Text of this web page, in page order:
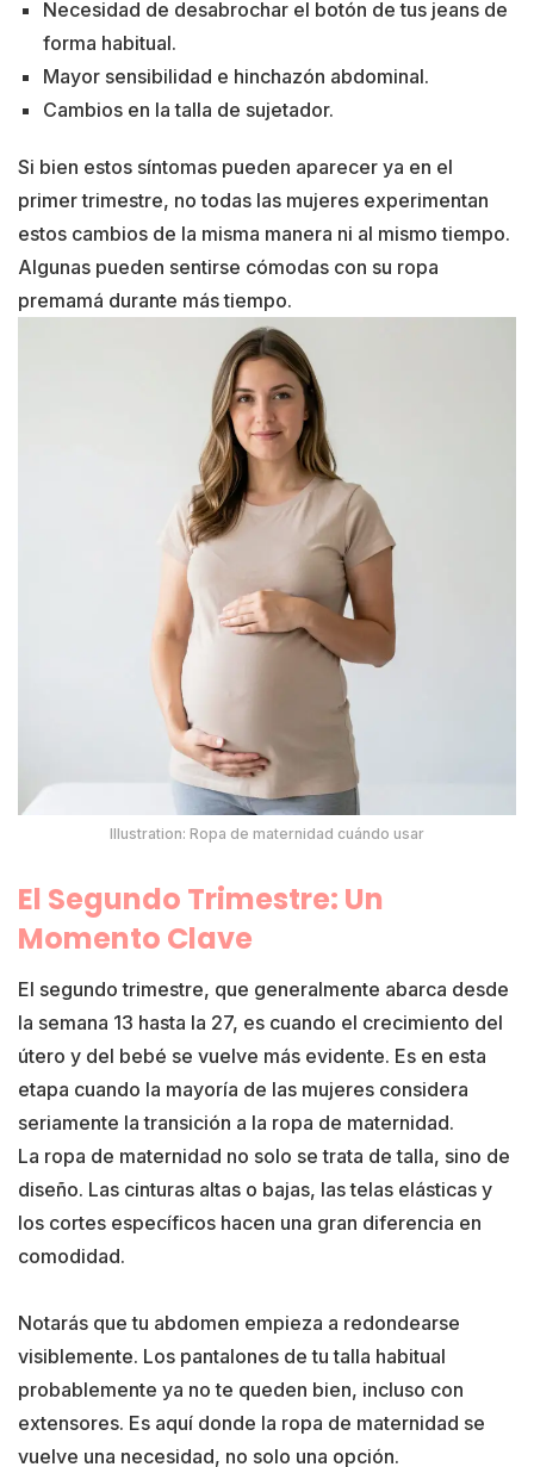
Necesidad de desabrochar el botón de tus jeans de
forma habitual.
Mayor sensibilidad e hinchazón abdominal.
Cambios en la talla de sujetador.
Si bien estos síntomas pueden aparecer ya en el
primer trimestre, no todas las mujeres experimentan
estos cambios de la misma manera ni al mismo tiempo.
Algunas pueden sentirse cómodas con su ropa
premamá durante más tiempo.
Illustration: Ropa de maternidad cuándo usar
El Segundo Trimestre: Un
Momento Clave
El segundo trimestre, que generalmente abarca desde
la semana 13 hasta la 27, es cuando el crecimiento del
útero y del bebé se vuelve más evidente. Es en esta
etapa cuando la mayoría de las mujeres considera
seriamente la transición a la ropa de maternidad.
La ropa de maternidad no solo se trata de talla, sino de
diseño. Las cinturas altas o bajas, las telas elásticas y
los cortes específicos hacen una gran diferencia en
comodidad.
Notarás que tu abdomen empieza a redondearse
visiblemente. Los pantalones de tu talla habitual
probablemente ya no te queden bien, incluso con
extensores. Es aquí donde la ropa de maternidad se
vuelve una necesidad, no solo una opción.